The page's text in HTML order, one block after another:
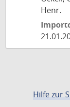
Henr.
Hilfe zur